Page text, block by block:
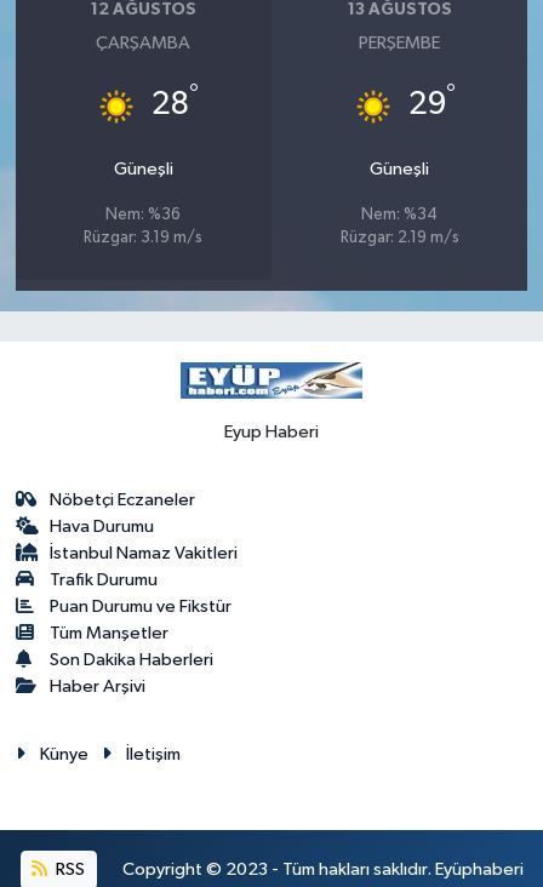
12 AĞUSTOS
ÇARŞAMBA
28°
Güneşli
Nem: %36
Rüzgar: 3.19 m/s
13 AĞUSTOS
PERŞEMBE
29°
Güneşli
Nem: %34
Rüzgar: 2.19 m/s
Eyup Haberi
Nöbetçi Eczaneler
Hava Durumu
İstanbul Namaz Vakitleri
Trafik Durumu
Puan Durumu ve Fikstür
Tüm Manşetler
Son Dakika Haberleri
Haber Arşivi
Künye İletişim
RSS Copyright © 2023 - Tüm hakları saklıdır. Eyüphaberi